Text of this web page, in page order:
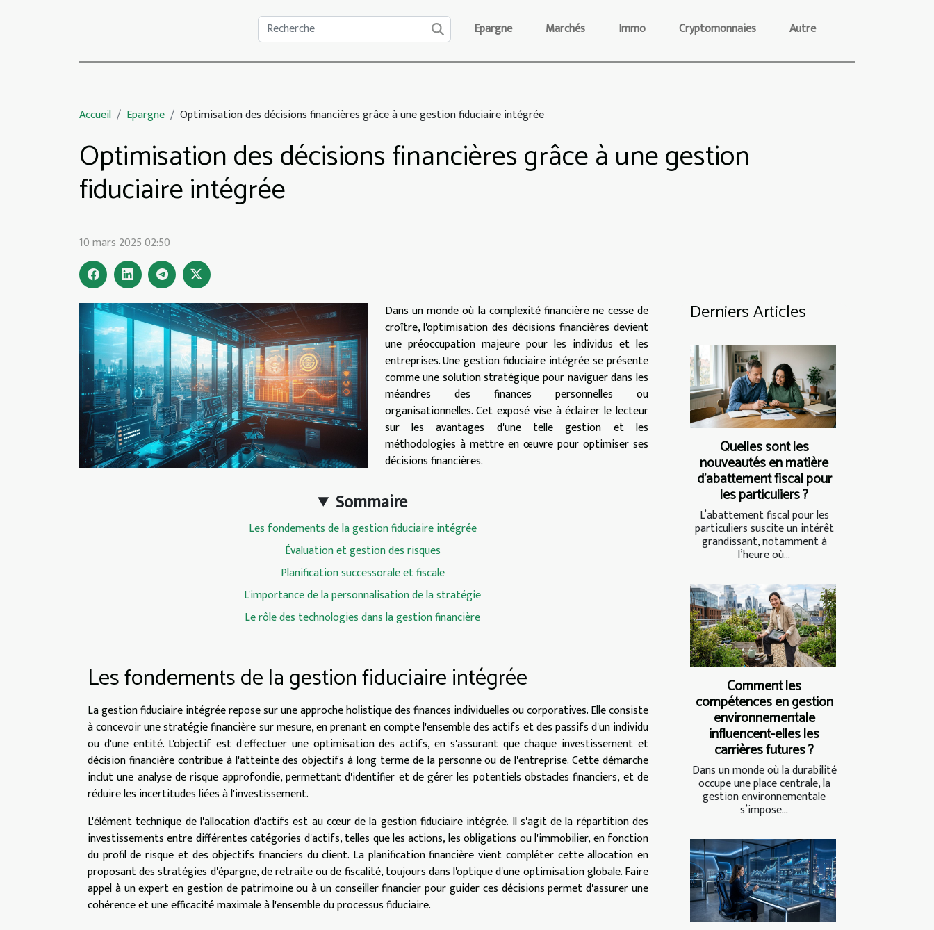
Epargne Marchés Immo Cryptomonnaies Autre
Accueil Epargne Optimisation des décisions financières grâce à une gestion fiduciaire intégrée
Optimisation des décisions financières grâce à une gestion
fiduciaire intégrée
10 mars 2025 02:50
Sommaire
Les fondements de la gestion fiduciaire intégrée
Évaluation et gestion des risques
Planification successorale et fiscale
L'importance de la personnalisation de la stratégie
Le rôle des technologies dans la gestion financière
Dans un monde où la complexité financière ne cesse de
croître, l'optimisation des décisions financières devient
une préoccupation majeure pour les individus et les
entreprises. Une gestion fiduciaire intégrée se présente
comme une solution stratégique pour naviguer dans les
méandres des finances personnelles ou
organisationnelles. Cet exposé vise à éclairer le lecteur
sur les avantages d'une telle gestion et les
méthodologies à mettre en œuvre pour optimiser ses
décisions financières.
Les fondements de la gestion fiduciaire intégrée
La gestion fiduciaire intégrée repose sur une approche holistique des finances individuelles ou corporatives. Elle consiste
à concevoir une stratégie financière sur mesure, en prenant en compte l'ensemble des actifs et des passifs d'un individu
ou d'une entité. L'objectif est d'effectuer une optimisation des actifs, en s'assurant que chaque investissement et
décision financière contribue à l'atteinte des objectifs à long terme de la personne ou de l'entreprise. Cette démarche
inclut une analyse de risque approfondie, permettant d'identifier et de gérer les potentiels obstacles financiers, et de
réduire les incertitudes liées à l'investissement.
L'élément technique de l'allocation d'actifs est au cœur de la gestion fiduciaire intégrée. Il s'agit de la répartition des
investissements entre différentes catégories d'actifs, telles que les actions, les obligations ou l'immobilier, en fonction
du profil de risque et des objectifs financiers du client. La planification financière vient compléter cette allocation en
proposant des stratégies d'épargne, de retraite ou de fiscalité, toujours dans l'optique d'une optimisation globale. Faire
appel à un expert en gestion de patrimoine ou à un conseiller financier pour guider ces décisions permet d'assurer une
cohérence et une efficacité maximale à l'ensemble du processus fiduciaire.
Derniers Articles
Quelles sont les
nouveautés en matière
d'abattement fiscal pour
les particuliers ?
L’abattement fiscal pour les
particuliers suscite un intérêt
grandissant, notamment à
l’heure où...
Comment les
compétences en gestion
environnementale
influencent-elles les
carrières futures ?
Dans un monde où la durabilité
occupe une place centrale, la
gestion environnementale
s’impose...